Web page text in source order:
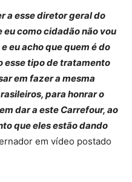
a esse diretor geral do
eu como cidadão não vou
eu acho que quem é do
esse tipo de tratamento
em fazer a mesma
para honrar o
dar a este Carrefour, ao
que eles estão dando
em vídeo postado